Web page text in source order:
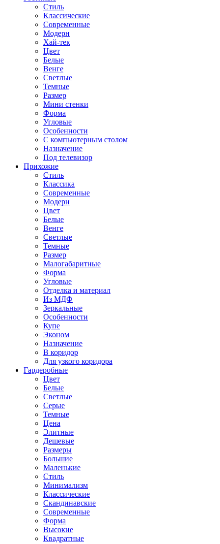
Стиль
Классические
Современные
Модерн
Хай-тек
Цвет
Белые
Венге
Светлые
Темные
Размер
Мини стенки
Форма
Угловые
Особенности
С компьютерным столом
Назначение
Под телевизор
Прихожие
Стиль
Классика
Современные
Модерн
Цвет
Белые
Венге
Светлые
Темные
Размер
Малогабаритные
Форма
Угловые
Отделка и материал
Из МДФ
Зеркальные
Особенности
Купе
Эконом
Назначение
В коридор
Для узкого коридора
Гардеробные
Цвет
Белые
Светлые
Серые
Темные
Цена
Элитные
Дешевые
Размеры
Большие
Маленькие
Стиль
Минимализм
Классические
Скандинавские
Современные
Форма
Высокие
Квадратные